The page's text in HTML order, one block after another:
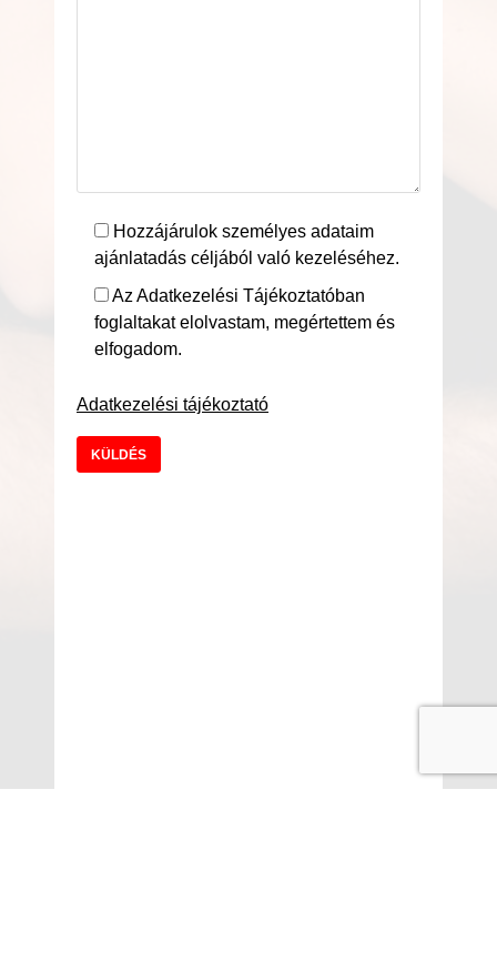
Hozzájárulok személyes adataim
ajánlatadás céljából való kezeléséhez.
Az Adatkezelési Tájékoztatóban
foglaltakat elolvastam, megértettem és
elfogadom.
Adatkezelési tájékoztató